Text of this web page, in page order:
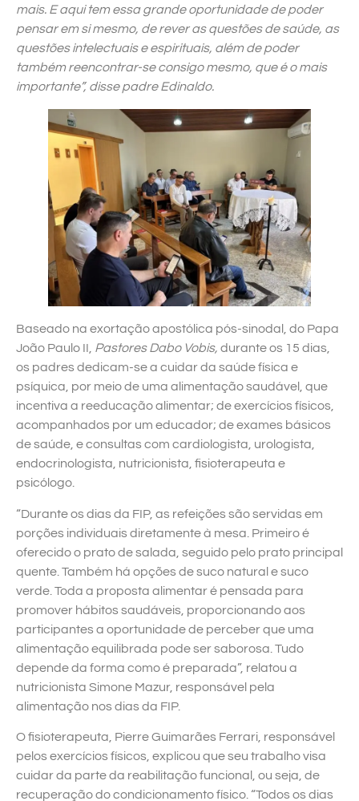
mais. E aqui tem essa grande oportunidade de poder
pensar em si mesmo, de rever as questões de saúde, as
questões intelectuais e espirituais, além de poder
também reencontrar-se consigo mesmo, que é o mais
importante”, disse padre Edinaldo.
Baseado na exortação apostólica pós-sinodal, do Papa
João Paulo II, Pastores Dabo Vobis, durante os 15 dias,
os padres dedicam-se a cuidar da saúde física e
psíquica, por meio de uma alimentação saudável, que
incentiva a reeducação alimentar; de exercícios físicos,
acompanhados por um educador; de exames básicos
de saúde, e consultas com cardiologista, urologista,
endocrinologista, nutricionista, fisioterapeuta e
psicólogo.
“Durante os dias da FIP, as refeições são servidas em
porções individuais diretamente à mesa. Primeiro é
oferecido o prato de salada, seguido pelo prato principal
quente. Também há opções de suco natural e suco
verde. Toda a proposta alimentar é pensada para
promover hábitos saudáveis, proporcionando aos
participantes a oportunidade de perceber que uma
alimentação equilibrada pode ser saborosa. Tudo
depende da forma como é preparada”, relatou a
nutricionista Simone Mazur, responsável pela
alimentação nos dias da FIP.
O fisioterapeuta, Pierre Guimarães Ferrari, responsável
pelos exercícios físicos, explicou que seu trabalho visa
cuidar da parte da reabilitação funcional, ou seja, de
recuperação do condicionamento físico. “Todos os dias